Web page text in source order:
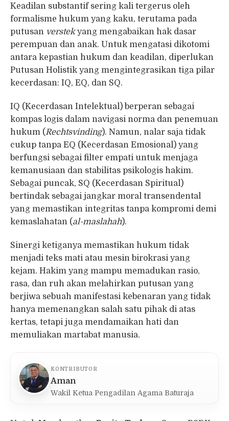
Keadilan substantif sering kali tergerus oleh
formalisme hukum yang kaku, terutama pada
putusan verstekyang mengabaikan hak dasar
perempuan dan anak. Untuk mengatasi dikotomi
antara kepastian hukum dan keadilan, diperlukan
Putusan Holistik yang mengintegrasikan tiga pilar
kecerdasan: IQ, EQ, dan SQ.
IQ (Kecerdasan Intelektual) berperan sebagai
kompas logis dalam navigasi norma dan penemuan
hukum (Rechtsvinding). Namun, nalar saja tidak
cukup tanpa EQ (Kecerdasan Emosional) yang
berfungsi sebagai filter empati untuk menjaga
kemanusiaan dan stabilitas psikologis hakim.
Sebagai puncak, SQ (Kecerdasan Spiritual)
bertindak sebagai jangkar moral transendental
yang memastikan integritas tanpa kompromi demi
kemaslahatan (al-maslahah).
Sinergi ketiganya memastikan hukum tidak
menjadi teks mati atau mesin birokrasi yang
kejam. Hakim yang mampu memadukan rasio,
rasa, dan ruh akan melahirkan putusan yang
berjiwa sebuah manifestasi kebenaran yang tidak
hanya memenangkan salah satu pihak di atas
kertas, tetapi juga mendamaikan hati dan
memuliakan martabat manusia.
KONTRIBUTOR
Aman
Wakil Ketua Pengadilan Agama Baturaja